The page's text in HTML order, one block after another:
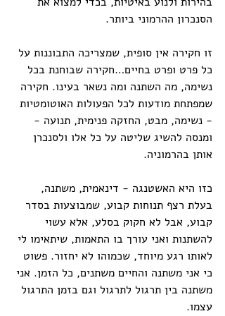
הסנכרון ההרמוני ביותר.
זו חקירה אין סופית, שמצריכה התבוננות על
כל פרט ופרט בחיים…חקירה שבוחנת בכל
נשימה, מה השתנה ומה נשאר בעינו. חקירה
שמפתחת מודעות לכל הפעולות האוטומטיות
- נשימה, מבט, החזקה פנימית, תנועה -
ומנסה להשיג שליטה על כל אלו ולסנכרן
אותן בהרמוניה.
כזו היא האשטנגה - דינאמית, משתנה,
בעלת רצף תנוחות קבוע, שמבוצעות בסדר
קבוע, אבל לא חקוק בסלע, אלא עשוי
להשתנות ואני עורך בו התאמות, שיתאימו לי
לאותו רגע מיוחד, שכמוהו לא יחזור. פשוט
כי אני משתנה והחיים משתנים, כל הזמן. אני
משתנה בין תרגול לתרגול וגם בזמן התרגול
עצמו.